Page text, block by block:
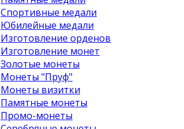
Спортивные медали
Юбилейные медали
Изготовление орденов
Изготовление монет
Золотые монеты
Монеты "Пруф"
Монеты визитки
Памятные монеты
Промо-монеты